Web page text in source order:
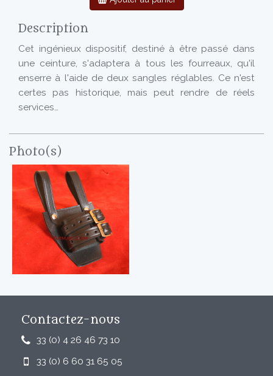
Description
Cet ingénieux dispositif, destiné à être passé dans
une ceinture, s'adaptera à tous les fourreaux, qu'il
enserre à l'aide de deux sangles réglables. Ce n'est
certes pas historique, mais peut rendre de réels
services…
Photo(s)
Contactez-nous
33 (0) 4 26 46 73 10
33 (0) 6 60 31 65 05